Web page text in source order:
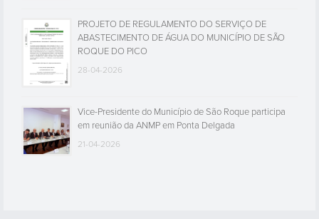
PROJETO DE REGULAMENTO DO SERVIÇO DE
ABASTECIMENTO DE ÁGUA DO MUNICÍPIO DE SÃO
ROQUE DO PICO
28-04-2026
Vice-Presidente do Município de São Roque participa
em reunião da ANMP em Ponta Delgada
21-04-2026